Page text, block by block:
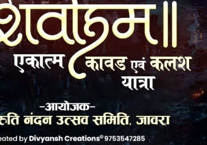
LinkedIn Tumblr Telegram Email